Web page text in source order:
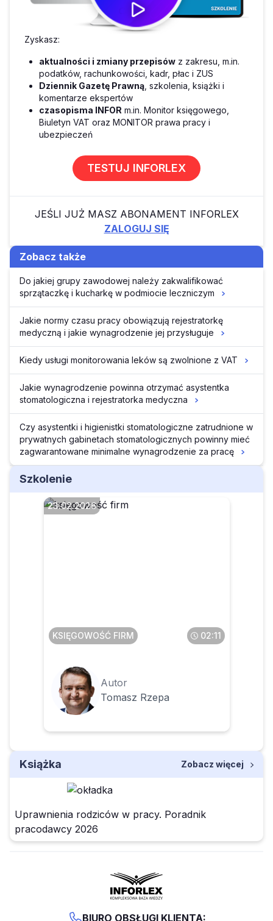
Zyskasz:
aktualności i zmiany przepisów z zakresu, m.in.
podatków, rachunkowości, kadr, płac i ZUS
Dziennik Gazetę Prawną , szkolenia, książki i
komentarze ekspertów
czasopisma INFOR m.in. Monitor księgowego,
Biuletyn VAT oraz MONITOR prawa pracy i
ubezpieczeń
TESTUJ INFORLEX
JEŚLI JUŻ MASZ ABONAMENT INFORLEX
ZALOGUJ SIĘ
Zobacz także
Do jakiej grupy zawodowej należy zakwalifikować
sprzątaczkę i kucharkę w podmiocie leczniczym
Jakie normy czasu pracy obowiązują rejestratorkę
medyczną i jakie wynagrodzenie jej przysługuje
Kiedy usługi monitorowania leków są zwolnione z VAT
Jakie wynagrodzenie powinna otrzymać asystentka
stomatologiczna i rejestratorka medyczna
Czy asystentki i higienistki stomatologiczne zatrudnione w
prywatnych gabinetach stomatologicznych powinny mieć
zagwarantowane minimalne wynagrodzenie za pracę
Szkolenie
23.02.2026
KSIĘGOWOŚĆ FIRM 02:11
Autor
Tomasz Rzepa
Książka Zobacz więcej
Uprawnienia rodziców w pracy. Poradnik
pracodawcy 2026
BIURO OBSŁUGI KLIENTA: